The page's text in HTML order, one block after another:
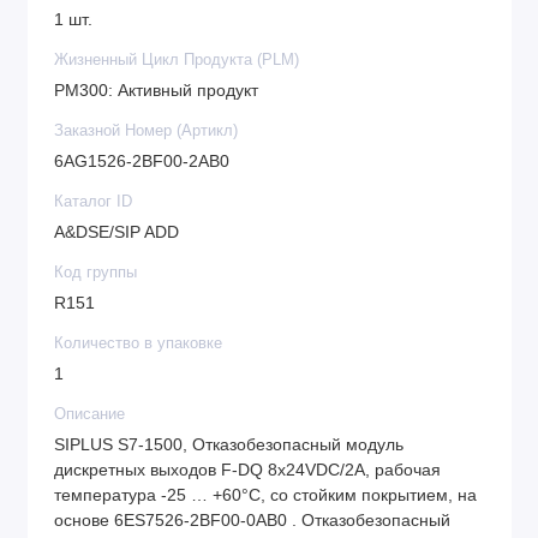
1 шт.
Жизненный Цикл Продукта (PLM)
PM300: Активный продукт
Заказной Номер (Артикл)
6AG1526-2BF00-2AB0
Каталог ID
A&DSE/SIP ADD
Код группы
R151
Количество в упаковке
1
Описание
SIPLUS S7-1500, Отказобезопасный модуль
дискретных выходов F-DQ 8x24VDC/2A, рабочая
температура -25 … +60°C, со стойким покрытием, на
основе 6ES7526-2BF00-0AB0 . Отказобезопасный